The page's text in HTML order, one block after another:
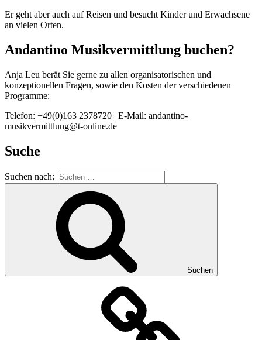
Er geht aber auch auf Reisen und besucht Kinder und Erwachsene
an vielen Orten.
Andantino Musikvermittlung buchen?
Anja Leu berät Sie gerne zu allen organisatorischen und
konzeptionellen Fragen, sowie den Kosten der verschiedenen
Programme:
Telefon: +49(0)163 2378720 | E-Mail: andantino-
musikvermittlung@t-online.de
Suche
Suchen nach:
Suchen